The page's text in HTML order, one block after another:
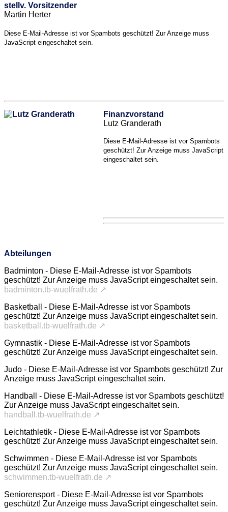
stellv. Vorsitzender
Martin Herter
Diese E-Mail-Adresse ist vor Spambots geschützt! Zur Anzeige muss
JavaScript eingeschaltet sein.
Finanzvorstand
Lutz Granderath
Diese E-Mail-Adresse ist vor Spambots
geschützt! Zur Anzeige muss JavaScript
eingeschaltet sein.
Abteilungen
Badminton - Diese E-Mail-Adresse ist vor Spambots
geschützt! Zur Anzeige muss JavaScript eingeschaltet sein.
badminton.tb-wuelfrath.de ↗
Basketball - Diese E-Mail-Adresse ist vor Spambots
geschützt! Zur Anzeige muss JavaScript eingeschaltet sein.
basketball.tb-wuelfrath.de ↗
Gymnastik - Diese E-Mail-Adresse ist vor Spambots
geschützt! Zur Anzeige muss JavaScript eingeschaltet sein.
Judo - Diese E-Mail-Adresse ist vor Spambots geschützt! Zur
Anzeige muss JavaScript eingeschaltet sein.
Handball - Diese E-Mail-Adresse ist vor Spambots geschützt!
Zur Anzeige muss JavaScript eingeschaltet sein.
handball.tb-wuelfrath.de ↗
Leichtathletik - Diese E-Mail-Adresse ist vor Spambots
geschützt! Zur Anzeige muss JavaScript eingeschaltet sein.
Schwimmen - Diese E-Mail-Adresse ist vor Spambots
geschützt! Zur Anzeige muss JavaScript eingeschaltet sein.
schwimmen.tb-wuelfrath.de ↗
Seniorensport - Diese E-Mail-Adresse ist vor Spambots
geschützt! Zur Anzeige muss JavaScript eingeschaltet sein.